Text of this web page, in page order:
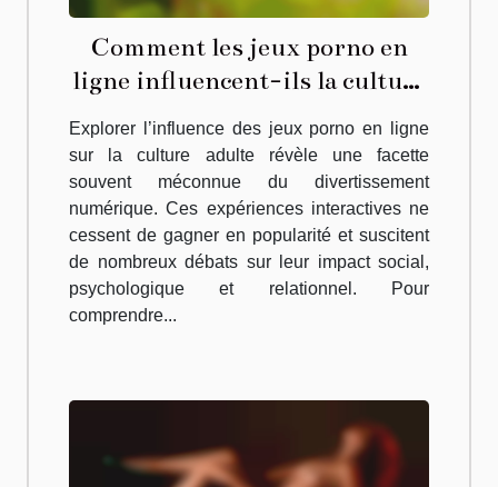
Comment les jeux porno en
ligne influencent-ils la culture
adulte ?
Explorer l’influence des jeux porno en ligne
sur la culture adulte révèle une facette
souvent méconnue du divertissement
numérique. Ces expériences interactives ne
cessent de gagner en popularité et suscitent
de nombreux débats sur leur impact social,
psychologique et relationnel. Pour
comprendre...